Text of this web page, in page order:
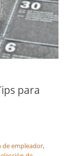
para
de empleador,